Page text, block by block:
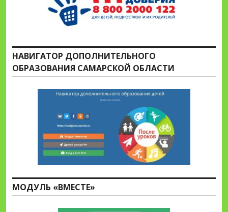
НАВИГАТОР ДОПОЛНИТЕЛЬНОГО
ОБРАЗОВАНИЯ САМАРСКОЙ ОБЛАСТИ
МОДУЛЬ «ВМЕСТЕ»